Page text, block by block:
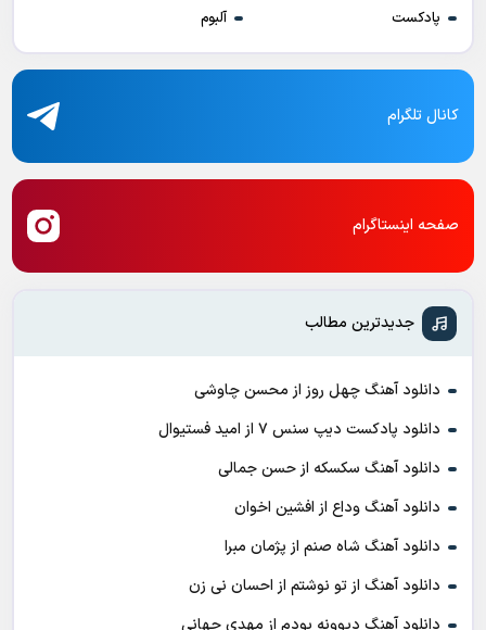
پادکست
آلبوم
کانال تلگرام
صفحه اینستاگرام
جدیدترین مطالب
دانلود آهنگ چهل روز از محسن چاوشی
دانلود پادکست ديپ سنس ۷ از اميد فستيوال
دانلود آهنگ سکسکه از حسن جمالی
دانلود آهنگ وداع از افشين اخوان
دانلود آهنگ شاه صنم از پژمان مبرا
دانلود آهنگ از تو نوشتم از احسان نی زن
دانلود آهنگ دیوونه بودم از مهدی جهانی